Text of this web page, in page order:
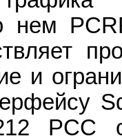
нем
и
PCC